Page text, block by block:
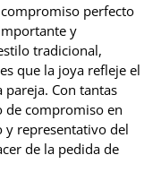
perfecto
y
tradicional,
que la joya refleje el
Con tantas
de compromiso en
y representativo del
de la pedida de